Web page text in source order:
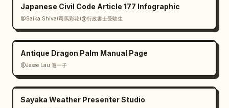
Japanese Civil Code Article 177 Infographic
@Saika Shiva(司馬彩花)@行政書士受験生
Antique Dragon Palm Manual Page
@Jesse Lau 遁一子
Sayaka Weather Presenter Studio